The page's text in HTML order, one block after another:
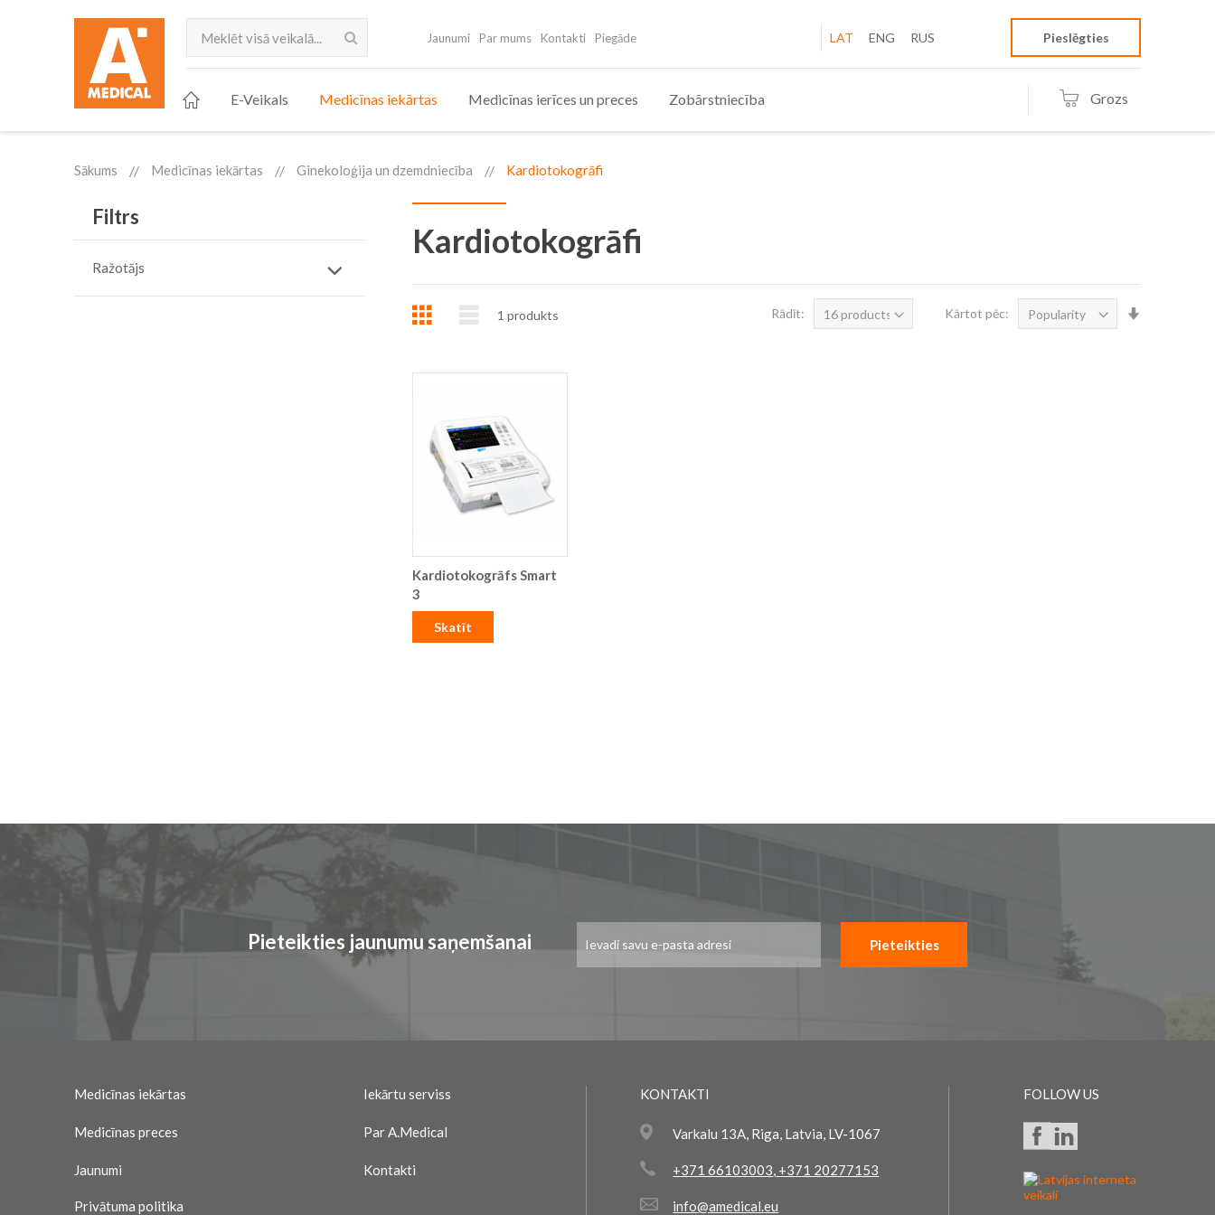
Meklēt
Jaunumi Par mums Kontakti Piegāde LAT ENG RUS Pieslēgties
E-Veikals Medicīnas iekārtas Medicīnas ierīces un preces Zobārstniecība Grozs
Sākums Medicīnas iekārtas Ginekoloģija un dzemdniecība Kardiotokogrāfi
Kardiotokogrāfi
Režģis Saraksts
1 produkts Rādīt: Kārtot pēc:
Kardiotokogrāfs Smart
3
Skatīt
Filtrs
Ražotājs
Pieteikties jaunumu saņemšanai
jaunumu
Pieteikties
Medicīnas iekārtas Iekārtu serviss
Medicīnas preces Par A.Medical
Jaunumi Kontakti
Privātuma politika
KONTAKTI
Varkalu 13A, Riga, Latvia, LV-1067
+371 66103003, +371 20277153
info@amedical.eu
FOLLOW US